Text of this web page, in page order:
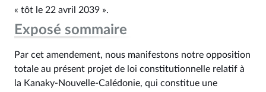
« tôt le 22 avril 2039 ».
Exposé sommaire
Par cet amendement, nous manifestons notre opposition
totale au présent projet de loi constitutionnelle relatif à
la Kanaky-Nouvelle-Calédonie, qui constitue une